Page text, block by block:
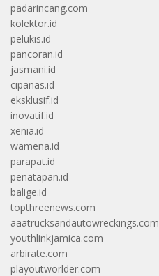
padarincang.com
kolektor.id
pelukis.id
pancoran.id
jasmani.id
cipanas.id
eksklusif.id
inovatif.id
xenia.id
wamena.id
parapat.id
penatapan.id
balige.id
topthreenews.com
aaatrucksandautowreckings.com
youthlinkjamica.com
arbirate.com
playoutworlder.com